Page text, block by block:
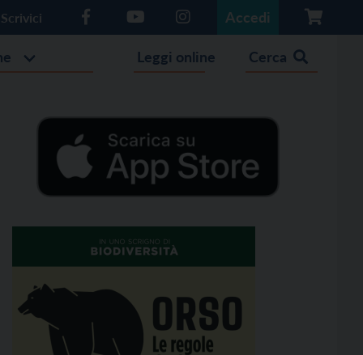
Scrivici Accedi
Leggi online Cerca